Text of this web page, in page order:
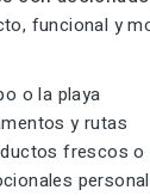
funcional y
o la playa
y rutas
frescos o